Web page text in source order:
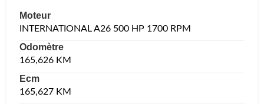
Moteur
INTERNATIONAL A26 500 HP 1700 RPM
Odomètre
165,626 KM
Ecm
165,627 KM